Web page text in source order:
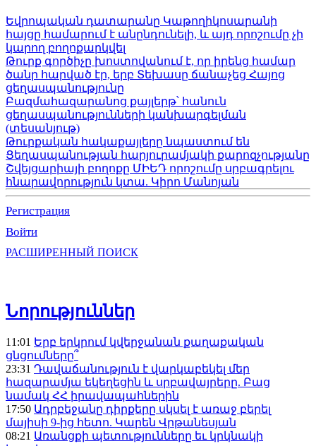
Եվրոպական դատարանը Կաթողիկոսարանի
հայցը համարում է անընդունելի, և այդ որոշումը չի
կարող բողոքարկվել
Թուրք գործիչը խոստովանում է, որ իրենց համար
ծանր հարված էր, երբ Տեխասը ճանաչեց Հայոց
ցեղասպանությունը
Բազմահազարանոց քայլերթ՝ հանուն
ցեղասպանությունների կանխարգելման
(տեսանյութ)
Թուրքական հակաքայլերը նպաստում են
Ցեղասպանության հարյուրամյակի քարոզչությանը
Շվեյցարիայի բողոքը ՄԻԵԴ որոշումը սրբագրելու
հնարավորություն կտա. Կիրո Մանոյան
Регистрация
Войти
РАСШИРЕННЫЙ ПОИСК
Նորություններ
11:01 Երբ երկրում կվերջանան քաղաքական
ցնցումները՞
23:31 Դավաճանություն է վարկաբեկել մեր
հազարամյա եկեղեցին և սրբավայրերը. Բաց
նամակ ՀՀ իրավապահներին
17:50 Ադրբեջանը դիրքերը սկսել է առաջ բերել
մայիսի 9-ից հետո. Կարեն Վրթանեսյան
08:21 Առանցքի պետությունները եւ կրկնակի